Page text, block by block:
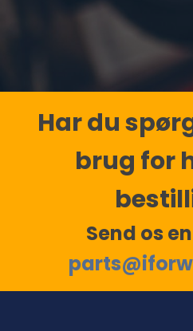
Har du
brug for
Send os